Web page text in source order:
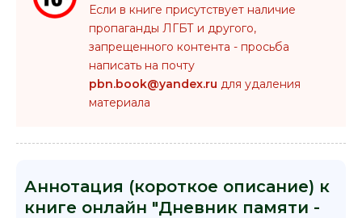
Если в книге присутствует наличие
пропаганды ЛГБТ и другого,
запрещенного контента - просьба
написать на почту
pbn.book@yandex.ru для удаления
материала
Аннотация (короткое описание) к
книге онлайн "Дневник памяти -